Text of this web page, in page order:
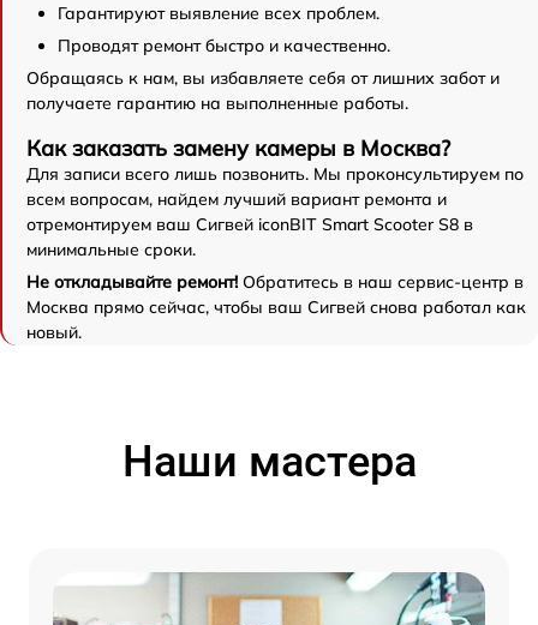
Гарантируют выявление всех проблем.
Проводят ремонт быстро и качественно.
Обращаясь к нам, вы избавляете себя от лишних забот и
получаете гарантию на выполненные работы.
Как заказать замену камеры в Москва?
Для записи всего лишь позвонить. Мы проконсультируем по
всем вопросам, найдем лучший вариант ремонта и
отремонтируем ваш Сигвей iconBIT Smart Scooter S8 в
минимальные сроки.
Не откладывайте ремонт! Обратитесь в наш сервис-центр в
Москва прямо сейчас, чтобы ваш Сигвей снова работал как
новый.
Наши мастера